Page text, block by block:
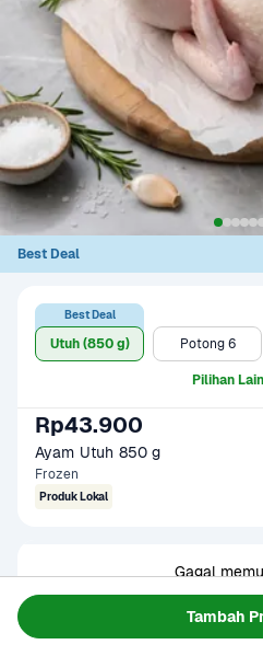
Tambah
Best Deal
Utuh (850 g)
Best Deal
Potong 6
Pilihan
Rp43.900
Ayam Utuh 850 g
Frozen
Produk Lokal
Gagal
Coba